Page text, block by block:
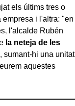
els últims tres o
i l'altra: "en
l'alcalde Rubén
la neteja de les
, sumant-hi una unitat
aquestes